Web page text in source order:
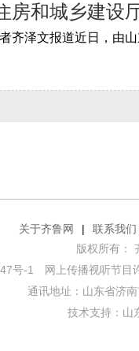
房和城乡建设
关于齐鲁网 |
联系我们
版权所有：
号-1 网上传播视听节目
通讯地址：山东省济
技术支持： 山